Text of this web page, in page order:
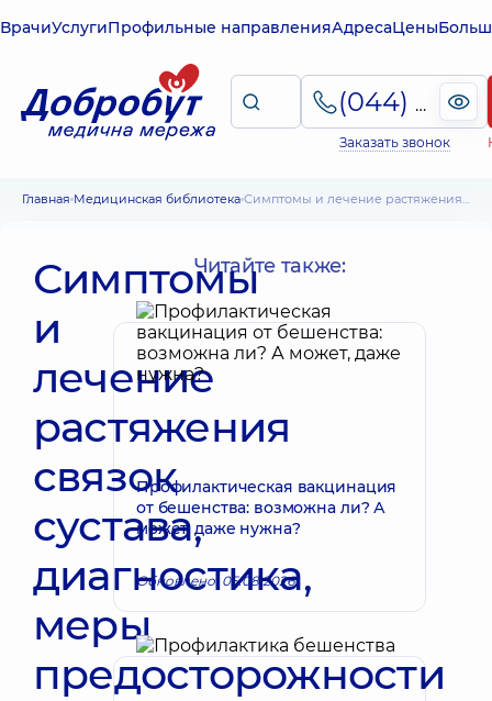
ВрачиУслугиПрофильные направленияАдресаЦены
(044) 495-2-888
Заказать звонок
Главная Медицинская библиотека Симптомы и лечение растяжения связок сустава, диагностика, меры предосторожности
Симптомы
и
лечение
растяжения
связок
сустава,
диагностика,
меры
предосторожности
Читайте также:
Профилактическая вакцинация
от бешенства: возможна ли? А
может, даже нужна?
Обновлено: 05.08.2026